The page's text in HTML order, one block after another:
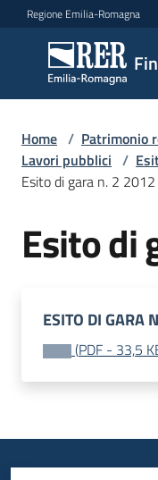
Vai al contenuto
Vai alla navigazione
Vai al footer
Regione Emilia-Romagna
Finanze
Argomenti
Bandi
Home / Patrimonio
Lavori pubblici /
Esito di gara n. 2 2012
Esito di
ESITO DI GARA
(PDF - 33,5